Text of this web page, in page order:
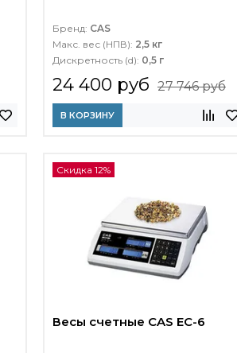
Бренд: CAS
Макс. вес (НПВ): 2,5 кг
Дискретность (d): 0,5 г
24 400 руб 27 746 руб
В КОРЗИНУ
Скидка 12%
Весы счетные CAS EC-6